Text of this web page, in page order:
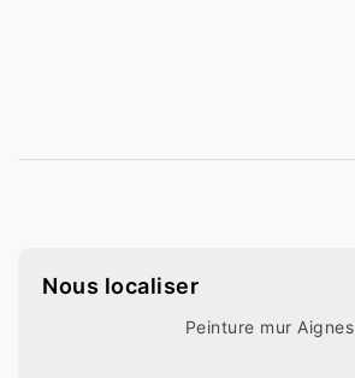
Nous localiser
Peinture mur Aignes